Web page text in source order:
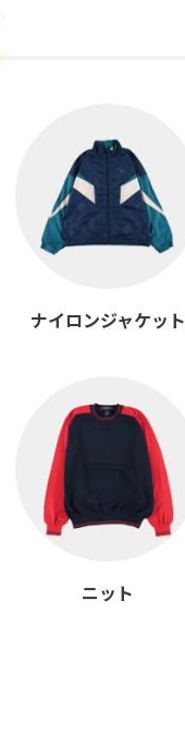
ナイロンジャケット
ニット